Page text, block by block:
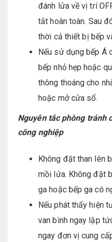
đánh lửa về vị trí
tắt hoàn toàn. Sau
thời cả thiết bị bếp
Nếu sử dụng bếp Á
bếp nhỏ hẹp hoặc
thông thoáng cho
hoặc mở cửa sổ.
Nguyên tắc phòng tránh
công nghiệp
Không đặt than lên
mồi lửa. Không đặt
ga hoặc bếp ga có
Nếu phát thấy hiện
van bình ngay lập
ngay đơn vị cung